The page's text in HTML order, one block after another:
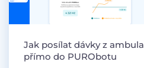
Jak posílat dávky z
přímo do PURObotu